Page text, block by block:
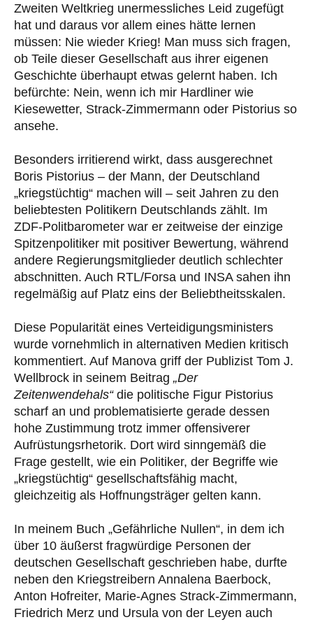
Zweiten Weltkrieg unermessliches Leid zugefügt
hat und daraus vor allem eines hätte lernen
müssen: Nie wieder Krieg! Man muss sich fragen,
ob Teile dieser Gesellschaft aus ihrer eigenen
Geschichte überhaupt etwas gelernt haben. Ich
befürchte: Nein, wenn ich mir Hardliner wie
Kiesewetter, Strack-Zimmermann oder Pistorius so
ansehe.
Besonders irritierend wirkt, dass ausgerechnet
Boris Pistorius – der Mann, der Deutschland
„kriegstüchtig“ machen will – seit Jahren zu den
beliebtesten Politikern Deutschlands zählt. Im
ZDF-Politbarometer war er zeitweise der einzige
Spitzenpolitiker mit positiver Bewertung, während
andere Regierungsmitglieder deutlich schlechter
abschnitten. Auch RTL/Forsa und INSA sahen ihn
regelmäßig auf Platz eins der Beliebtheitsskalen.
Diese Popularität eines Verteidigungsministers
wurde vornehmlich in alternativen Medien kritisch
kommentiert. Auf Manova griff der Publizist Tom J.
Wellbrock in seinem Beitrag „Der
Zeitenwendehals“die politische Figur Pistorius
scharf an und problematisierte gerade dessen
hohe Zustimmung trotz immer offensiverer
Aufrüstungsrhetorik. Dort wird sinngemäß die
Frage gestellt, wie ein Politiker, der Begriffe wie
„kriegstüchtig“ gesellschaftsfähig macht,
gleichzeitig als Hoffnungsträger gelten kann.
In meinem Buch „Gefährliche Nullen“, in dem ich
über 10 äußerst fragwürdige Personen der
deutschen Gesellschaft geschrieben habe, durfte
neben den Kriegstreibern Annalena Baerbock,
Anton Hofreiter, Marie-Agnes Strack-Zimmermann,
Friedrich Merz und Ursula von der Leyen auch